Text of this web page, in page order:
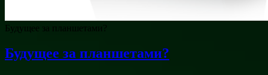
Будущее за планшетами?
Будущее за планшетами?